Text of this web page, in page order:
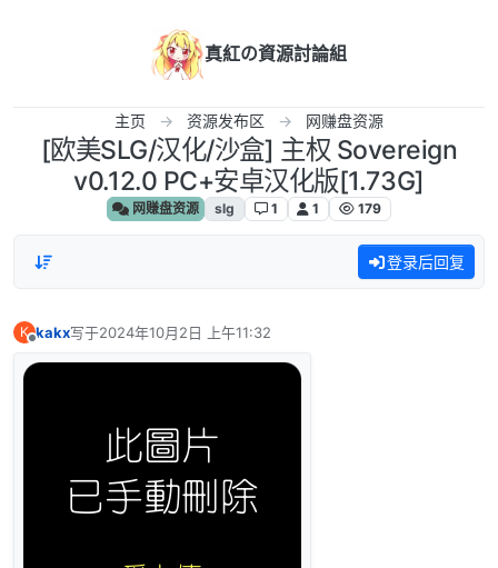
真紅の資源討論組
主页 资源发布区 网赚盘资源
[欧美SLG/汉化/沙盒] 主权 Sovereign
v0.12.0 PC+安卓汉化版[1.73G]
网赚盘资源 slg 1 1 179
登录后回复
K kakx写于2024年10月2日 上午11:32
最后由 编辑